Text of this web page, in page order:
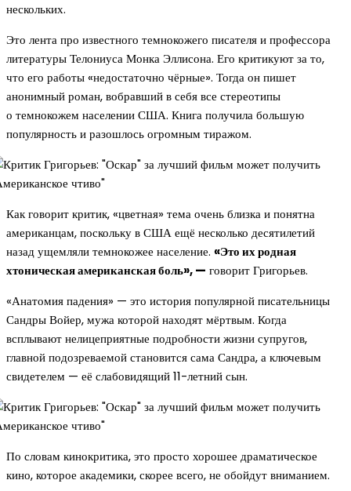
нескольких.
Это лента про известного темнокожего писателя и профессора
литературы Телониуса Монка Эллисона. Его критикуют за то,
что его работы «недостаточно чёрные». Тогда он пишет
анонимный роман, вобравший в себя все стереотипы
о темнокожем населении США. Книга получила большую
популярность и разошлось огромным тиражом.
Как говорит критик, «цветная» тема очень близка и понятна
американцам, поскольку в США ещё несколько десятилетий
назад ущемляли темнокожее население. «Это их родная
хтоническая американская боль», — говорит Григорьев.
«Анатомия падения» — это история популярной писательницы
Сандры Войер, мужа которой находят мёртвым. Когда
всплывают нелицеприятные подробности жизни супругов,
главной подозреваемой становится сама Сандра, а ключевым
свидетелем — её слабовидящий 11-летний сын.
По словам кинокритика, это просто хорошее драматическое
кино, которое академики, скорее всего, не обойдут вниманием.